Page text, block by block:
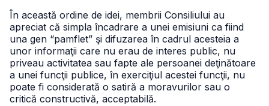
În această ordine de idei, membrii Consiliului au
apreciat că simpla încadrare a unei emisiuni ca fiind
una gen “pamflet” şi difuzarea în cadrul acesteia a
unor informaţii care nu erau de interes public, nu
priveau activitatea sau fapte ale persoanei deţinătoare
a unei funcţii publice, în exerciţiul acestei funcţii, nu
poate fi considerată o satiră a moravurilor sau o
critică constructivă, acceptabilă.